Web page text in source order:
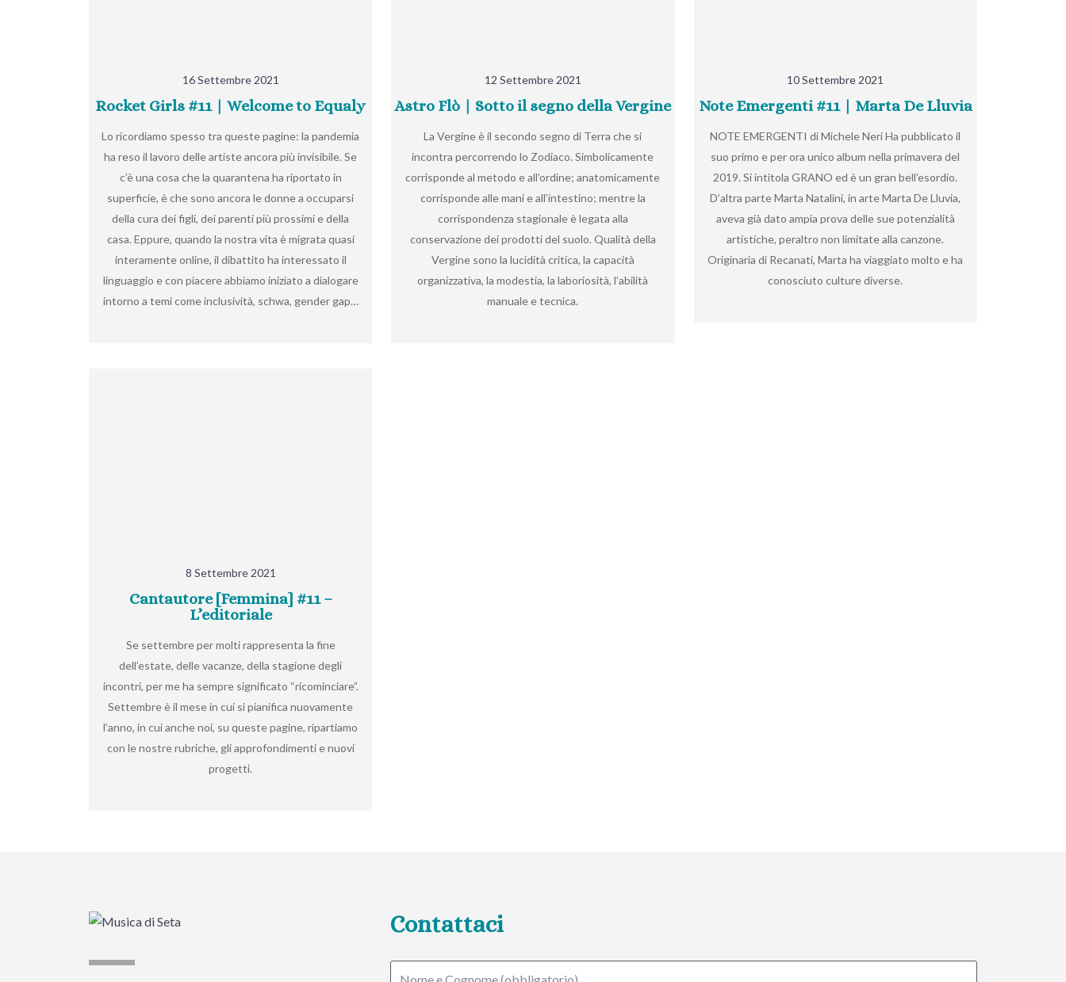
16 Settembre 2021
Rocket Girls #11 | Welcome to Equaly
Lo ricordiamo spesso tra queste pagine: la pandemia
ha reso il lavoro delle artiste ancora più invisibile. Se
c’è una cosa che la quarantena ha riportato in
superficie, è che sono ancora le donne a occuparsi
della cura dei figli, dei parenti più prossimi e della
casa. Eppure, quando la nostra vita è migrata quasi
interamente online, il dibattito ha interessato il
linguaggio e con piacere abbiamo iniziato a dialogare
intorno a temi come inclusività, schwa, gender gap…
12 Settembre 2021
Astro Flò | Sotto il segno della Vergine
La Vergine è il secondo segno di Terra che si
incontra percorrendo lo Zodiaco. Simbolicamente
corrisponde al metodo e all’ordine; anatomicamente
corrisponde alle mani e all’intestino; mentre la
corrispondenza stagionale è legata alla
conservazione dei prodotti del suolo. Qualità della
Vergine sono la lucidità critica, la capacità
organizzativa, la modestia, la laboriosità, l’abilità
manuale e tecnica.
10 Settembre 2021
Note Emergenti #11 | Marta De Lluvia
NOTE EMERGENTI di Michele Neri Ha pubblicato il
suo primo e per ora unico album nella primavera del
2019. Si intitola GRANO ed è un gran bell’esordio.
D’altra parte Marta Natalini, in arte Marta De Lluvia,
aveva già dato ampia prova delle sue potenzialità
artistiche, peraltro non limitate alla canzone.
Originaria di Recanati, Marta ha viaggiato molto e ha
conosciuto culture diverse.
8 Settembre 2021
Cantautore [Femmina] #11 –
L’editoriale
Se settembre per molti rappresenta la fine
dell’estate, delle vacanze, della stagione degli
incontri, per me ha sempre significato “ricominciare”.
Settembre è il mese in cui si pianifica nuovamente
l’anno, in cui anche noi, su queste pagine, ripartiamo
con le nostre rubriche, gli approfondimenti e nuovi
progetti.
Contattaci